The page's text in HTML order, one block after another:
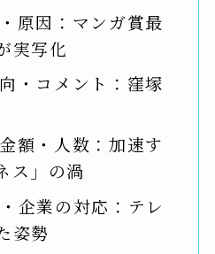
原因：マンガ賞最
実写化
・コメント：窪塚
額・人数：加速す
ス」の渦
企業の対応：テレ
姿勢